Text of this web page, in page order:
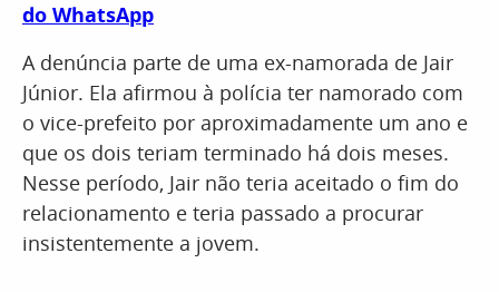
do WhatsApp
A denúncia parte de uma ex-namorada de Jair
Júnior. Ela afirmou à polícia ter namorado com
o vice-prefeito por aproximadamente um ano e
que os dois teriam terminado há dois meses.
Nesse período, Jair não teria aceitado o fim do
relacionamento e teria passado a procurar
insistentemente a jovem.